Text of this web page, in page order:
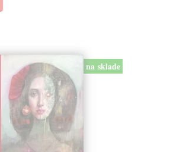
na sklade